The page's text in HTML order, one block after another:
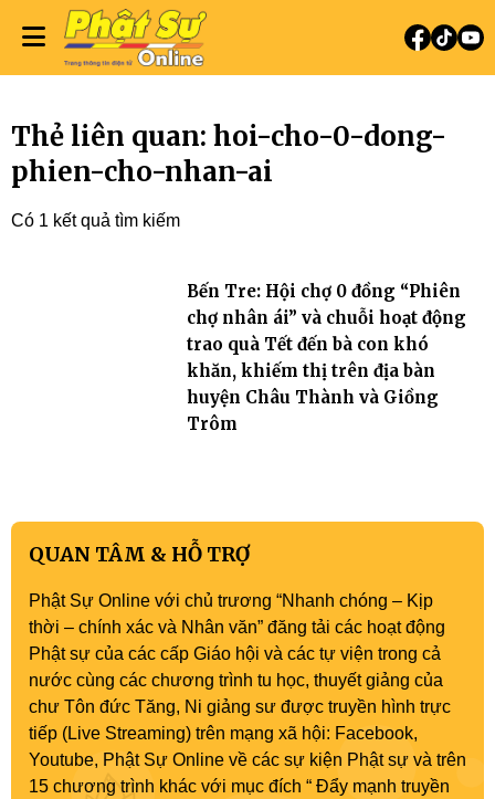
Thẻ liên quan: hoi-cho-0-dong-
phien-cho-nhan-ai
Có 1 kết quả tìm kiếm
Bến Tre: Hội chợ 0 đồng “Phiên
chợ nhân ái” và chuỗi hoạt động
trao quà Tết đến bà con khó
khăn, khiếm thị trên địa bàn
huyện Châu Thành và Giồng
Trôm
QUAN TÂM & HỖ TRỢ
Phật Sự Online với chủ trương “Nhanh chóng – Kịp
thời – chính xác và Nhân văn” đăng tải các hoạt động
Phật sự của các cấp Giáo hội và các tự viện trong cả
nước cùng các chương trình tu học, thuyết giảng của
chư Tôn đức Tăng, Ni giảng sư được truyền hình trực
tiếp (Live Streaming) trên mạng xã hội: Facebook,
Youtube, Phật Sự Online về các sự kiện Phật sự và trên
15 chương trình khác với mục đích “ Đẩy mạnh truyền